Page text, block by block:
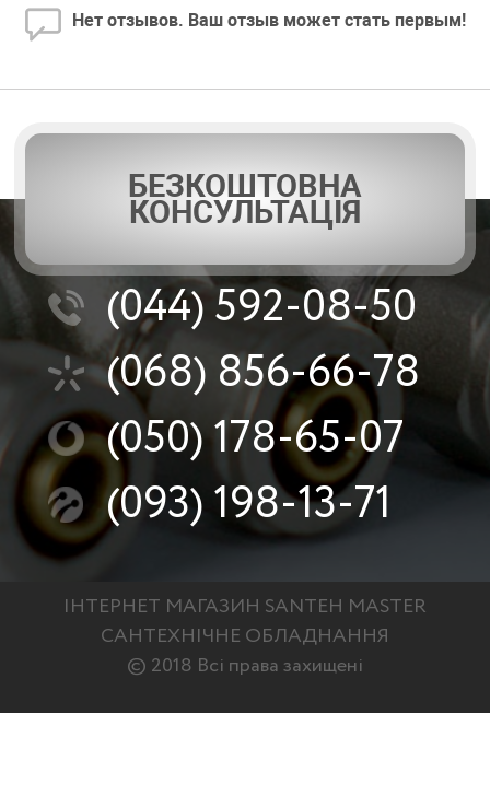
Нет отзывов. Ваш отзыв может стать первым!
БЕЗКОШТОВНА
КОНСУЛЬТАЦІЯ
(044)592-08-50
(068) 856-66-78
(050)178-65-07
(093)198-13-71
ІНТЕРНЕТ МАГАЗИН SANTEH MASTER
САНТЕХНІЧНЕ ОБЛАДНАННЯ
© 2018 Всі права захищені